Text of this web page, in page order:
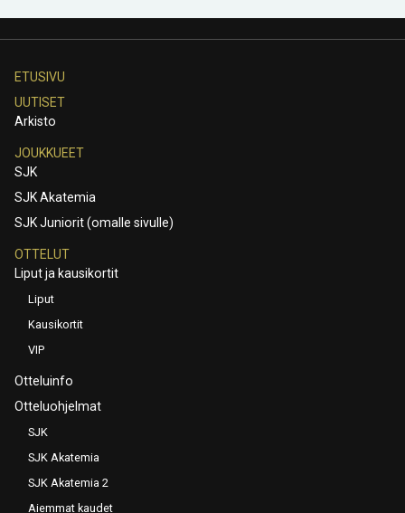
ETUSIVU
UUTISET
Arkisto
JOUKKUEET
SJK
SJK Akatemia
SJK Juniorit (omalle sivulle)
OTTELUT
Liput ja kausikortit
Liput
Kausikortit
VIP
Otteluinfo
Otteluohjelmat
SJK
SJK Akatemia
SJK Akatemia 2
Aiemmat kaudet